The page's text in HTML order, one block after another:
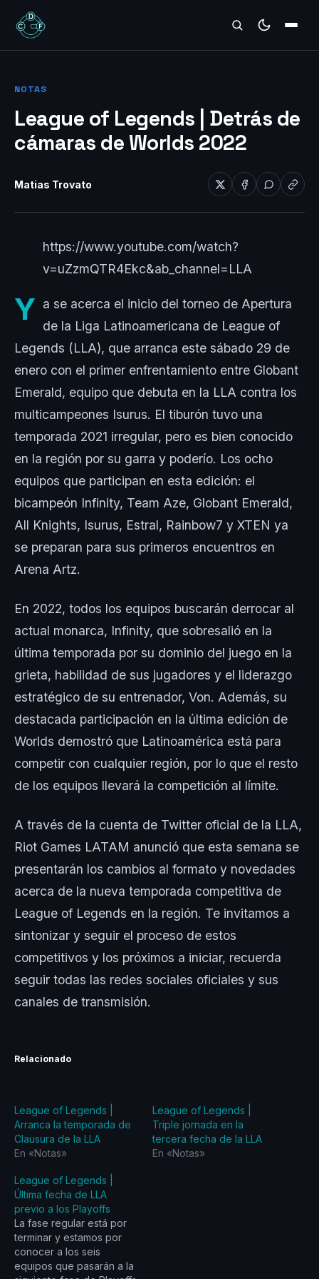
REVIEWS
NOTAS
League of Legends | Detrás de
cámaras de Worlds 2022
Matias Trovato
https://www.youtube.com/watch?
v=uZzmQTR4Ekc&ab_channel=LLA
Y a se acerca el inicio del torneo de Apertura
de la Liga Latinoamericana de League of
Legends (LLA), que arranca este sábado 29 de
enero con el primer enfrentamiento entre Globant
Emerald, equipo que debuta en la LLA contra los
multicampeones Isurus. El tiburón tuvo una
temporada 2021 irregular, pero es bien conocido
en la región por su garra y poderío. Los ocho
equipos que participan en esta edición: el
bicampeón Infinity, Team Aze, Globant Emerald,
All Knights, Isurus, Estral, Rainbow7 y XTEN ya
se preparan para sus primeros encuentros en
Arena Artz.
En 2022, todos los equipos buscarán derrocar al
actual monarca, Infinity, que sobresalió en la
última temporada por su dominio del juego en la
grieta, habilidad de sus jugadores y el liderazgo
estratégico de su entrenador, Von. Además, su
destacada participación en la última edición de
Worlds demostró que Latinoamérica está para
competir con cualquier región, por lo que el resto
de los equipos llevará la competición al límite.
A través de la cuenta de Twitter oficial de la LLA,
Riot Games LATAM anunció que esta semana se
presentarán los cambios al formato y novedades
acerca de la nueva temporada competitiva de
League of Legends en la región. Te invitamos a
sintonizar y seguir el proceso de estos
competitivos y los próximos a iniciar, recuerda
seguir todas las redes sociales oficiales y sus
canales de transmisión.
Relacionado
League of Legends |
Arranca la temporada de
Clausura de la LLA
En «Notas»
League of Legends |
Triple jornada en la
tercera fecha de la LLA
En «Notas»
League of Legends |
Última fecha de LLA
previo a los Playoffs
La fase regular está por
terminar y estamos por
conocer a los seis
equipos que pasarán a la